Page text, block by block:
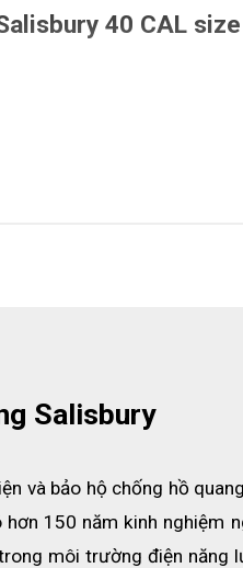
40 CAL
Salisbury
và bảo hộ chống hồ
150 năm kinh nghiệm
môi trường điện năng